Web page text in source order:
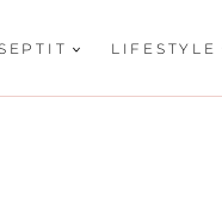
LIFESTYLE